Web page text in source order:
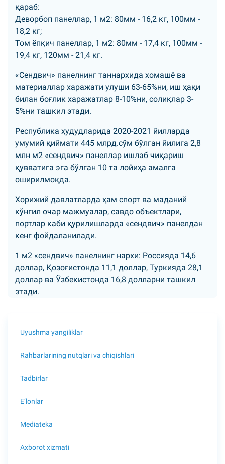
қараб:
Деворбоп панеллар, 1 м2: 80мм - 16,2 кг, 100мм -
18,2 кг;
Том ёпқич панеллар, 1 м2: 80мм - 17,4 кг, 100мм -
19,4 кг, 120мм - 21,4 кг.
«Сендвич» панелнинг таннархида хомашё ва
материаллар харажати улуши 63-65%ни, иш ҳақи
билан боғлик харажатлар 8-10%ни, солиқлар 3-
5%ни ташкил этади.
Республика ҳудудларида 2020-2021 йилларда
умумий қиймати 445 млрд.сўм бўлган йилига 2,8
млн м2 «сендвич» панеллар ишлаб чиқариш
қувватига эга бўлган 10 та лойиҳа амалга
оширилмоқда.
Хорижий давлатларда ҳам спорт ва маданий
кўнгил очар мажмуалар, савдо объектлари,
портлар каби қурилишларда «сендвич» панелдан
кенг фойдаланилади.
1 м2 «сендвич» панелнинг нархи: Россияда 14,6
доллар, Қозоғистонда 11,1 доллар, Туркияда 28,1
доллар ва Ўзбекистонда 16,8 долларни ташкил
этади.
Uyushma yangiliklar
Rahbarlarining nutqlari va chiqishlari
Tadbirlar
E’lonlar
Mediateka
Axborot xizmati